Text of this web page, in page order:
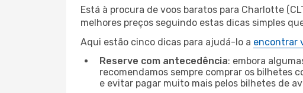
Está à procura de voos baratos para Charlotte
melhores preços seguindo estas dicas simples
Aqui estão cinco dicas para ajudá-lo a encontrar
Reserve com antecedência: embora
recomendamos sempre comprar os bilhetes
e evitar pagar muito mais pelos bilhetes de